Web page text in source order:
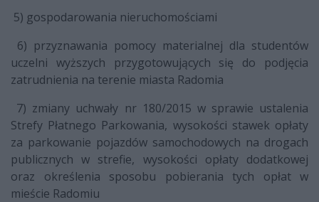
5) gospodarowania nieruchomościami
6) przyznawania pomocy materialnej dla studentów
uczelni wyższych przygotowujących się do podjęcia
zatrudnienia na terenie miasta Radomia
7) zmiany uchwały nr 180/2015 w sprawie ustalenia
Strefy Płatnego Parkowania, wysokości stawek opłaty
za parkowanie pojazdów samochodowych na drogach
publicznych w strefie, wysokości opłaty dodatkowej
oraz określenia sposobu pobierania tych opłat w
mieście Radomiu